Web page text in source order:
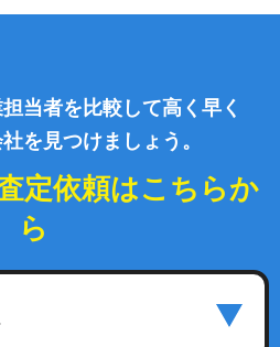
当者を比較して高く早く
を見つけましょう。
定依頼はこちらか
ら